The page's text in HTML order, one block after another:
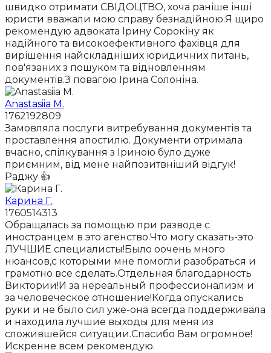
швидко отримати СВІДОЦТВО, хоча раніше інші
юристи вважали мою справу безнадійною.Я щиро
рекомендую адвоката Ірину Сорокіну як
надійного та високоефективного фахівця для
вирішення найскладніших юридичних питань,
пов'язаних з пошуком та відновленням
документів.З повагою Ірина Солоніна.
Anastasiia M.
1762192809
Замовляла послуги витребування документів та
проставлення апостилю. Документи отримала
вчасно, спілкування з Іриною було дуже
приємним, від мене найпозитвніший відгук!
Раджу 👍
Карина Г.
1760514313
Обращалась за помощью при разводе с
иностранцем в это агенство.Что могу сказать-это
ЛУЧШИЕ специалисты!Было оочень много
нюансов,с которыми мне помогли разобраться и
грамотно все сделать.Отдельная благодарность
Виктории!И за нереальный профессионализм и
за человеческое отношение!Когда опускались
руки и не было сил уже-она всегда поддерживала
и находила лучшие выходы для меня из
сложившейся ситуации.Спасибо Вам огромное!
Искренне всем рекомендую.